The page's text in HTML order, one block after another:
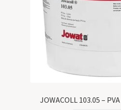
JOWACOLL 103.05 –